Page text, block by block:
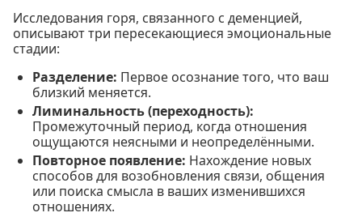
Исследования горя, связанного с деменцией,
описывают три пересекающиеся эмоциональные
стадии:
Разделение: Первое осознание того, что ваш
близкий меняется.
Лиминальность (переходность):
Промежуточный период, когда отношения
ощущаются неясными и неопределёнными.
Повторное появление: Нахождение новых
способов для возобновления связи, общения
или поиска смысла в ваших изменившихся
отношениях.